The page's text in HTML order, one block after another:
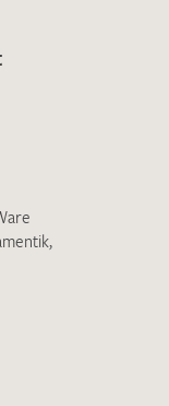
Daten
genutzt werden.
zur Kenntnis
,